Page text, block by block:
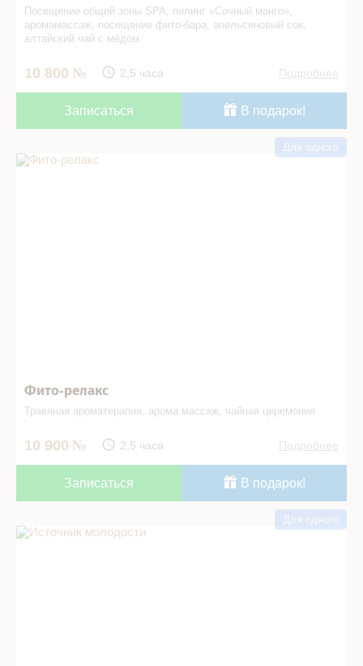
Посещение общей зоны SPA, пилинг «Сочный манго»,
аромамассаж, посещение фито-­бара, апельсиновый сок,
алтайский чай с мёдом
10 800 2,5 часа Подробнее
Записаться В подарок!
Фито-­релакс в СПА салоне
Фито-­релакс
Травяная ароматерапия, арома массаж, чайная церемония
10 900 2,5 часа Подробнее
Для одного
Записаться В подарок!
Источник молодости в СПА салоне
Для одного